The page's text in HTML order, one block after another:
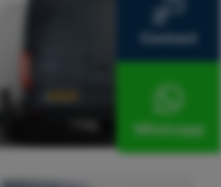
Contact
Whatsapp